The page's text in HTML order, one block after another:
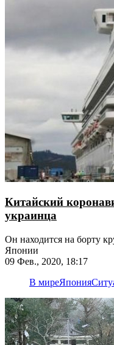
Китайский
украинца
Он находится на борту
Японии
09 Фев., 2020, 18:17
В миреЯпония